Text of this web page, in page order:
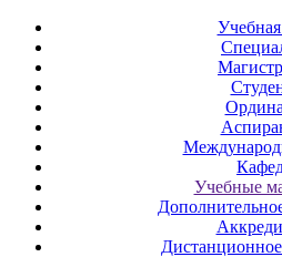
Учебная
Учебные